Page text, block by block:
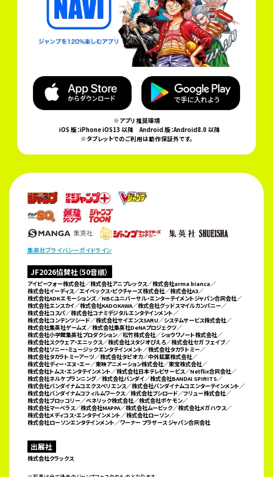
※アプリ推奨環境
iOS 版：iPhone iOS13 以降Android 版：Android8.0 以降
※タブレットでのご利用は動作保証外です。
集英社プライバシーガイドライン
JF2026協賛社（50音順）
アイピーフォー株式会社／株式会社アニプレックス／株式会社arma bianca／
株式会社イーディス／エイベックス・ピクチャーズ株式会社／株式会社A3／
株式会社ADKエモーションズ／NBCユニバーサル・エンターテイメントジャパン合同会社／
株式会社エンスカイ／株式会社KADOKAWA／株式会社グッドスマイルカンパニー／
株式会社コスパ／株式会社コナミデジタルエンタテインメント／
株式会社コンテンツシード／株式会社サイエンスSARU／システムサービス株式会社／
株式会社集英社ゲームズ／株式会社集英社DeNAプロジェクツ／
株式会社小学館集英社プロダクション／松竹株式会社／ショウワノート株式会社／
株式会社スクウェア・エニックス／株式会社スタジオぴえろ／株式会社セガ フェイブ／
株式会社ソニー・ミュージックエンタテインメント／株式会社タカラトミー／
株式会社タカラトミーアーツ／株式会社タピオカ／中外鉱業株式会社／
株式会社ディー・エヌ・エー／東映アニメーション株式会社／東宝株式会社／
株式会社トムス・エンタテインメント／株式会社日本テレビサービス／Netflix合同会社／
株式会社ネルケプランニング／株式会社バンダイ／株式会社BANDAI SPIRITS／
株式会社バンダイナムコエクスペリエンス／株式会社バンダイナムコエンターテインメント／
株式会社バンダイナムコフィルムワークス／株式会社ブシロード／フリュー株式会社／
株式会社ブロッコリー／ベネリック株式会社／株式会社ポケモン／
株式会社マーベラス／株式会社MAPPA／株式会社ムービック／株式会社メガハウス／
株式会社メディコス・エンタテインメント／株式会社ローソン／
株式会社ローソンエンタテインメント／ワーナー ブラザース ジャパン合同会社
出展社
株式会社クラックス